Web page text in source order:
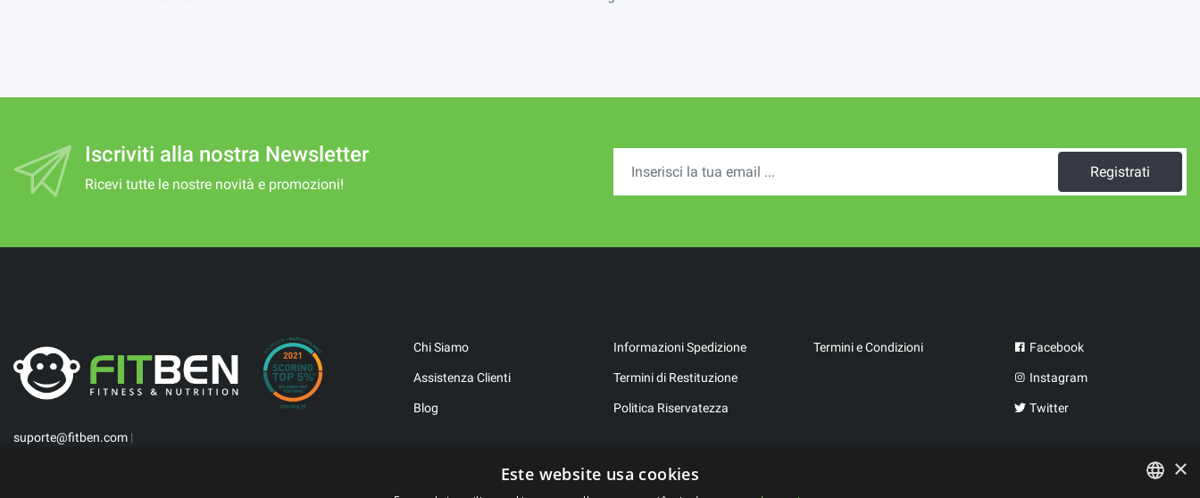
Iscriviti alla nostra Newsletter
Ricevi tutte le nostre novità e promozioni!
Registrati
suporte@fitben.com |
Chi Siamo
Assistenza Clienti
Blog
Informazioni Spedizione
Termini di Restituzione
Politica Riservatezza
Termini e Condizioni Facebook
Instagram
Twitter
×
Este website usa cookies